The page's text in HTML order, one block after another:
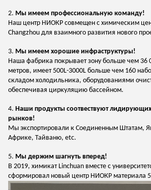
2. Мы имеем профессиональную команду!
Наш центр НИОКР совмещен с химическим
Changzhou для взаимного развития нового
3. Мы имеем хорошие инфраструктуры!
Наша фабрика покрывает зону больше чем 36
метров, имеет 500L-3000L больше чем 160
складом холодильника, оборудованиями
обеспечивая циркуляцию бассейном.
4. Наши продукты соотвествуют
рынков!
Мы экспортировали к Соединенным Штатам,
Африке, Тайваню, etc.
5. Мы держим шагнуть вперед!
В 2019, химикат Linchuan вместе с
сформировал новый центр НИОКР материала